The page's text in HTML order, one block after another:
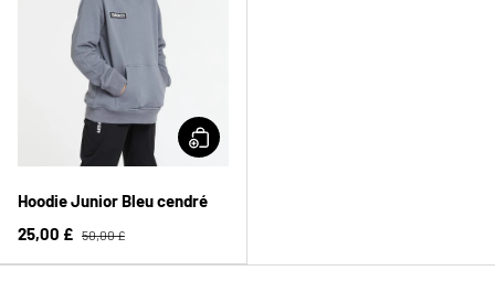
Hoodie Junior Bleu cendré
25,00 £ 50,00 £